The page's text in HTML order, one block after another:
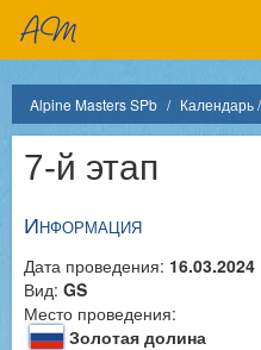
Alpine Masters SPb Календарь
7-й этап
Информация
Дата проведения: 16.03.2024
Вид: GS
Место проведения:
Золотая долина